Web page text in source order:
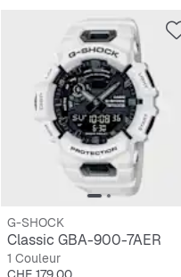
G-SHOCK
Classic GBA-900-7AER
1 Couleur
Prix